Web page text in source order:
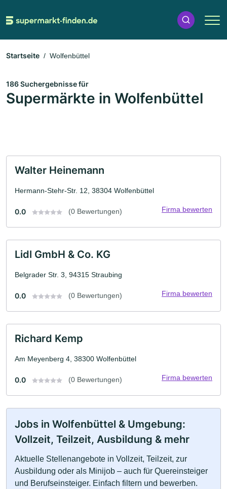
Startseite Wolfenbüttel
186 Suchergebnisse für
Supermärkte in Wolfenbüttel
Walter Heinemann
Hermann-Stehr-Str. 12, 38304 Wolfenbüttel
0.0 (0 Bewertungen) Firma bewerten
Lidl GmbH & Co. KG
Belgrader Str. 3, 94315 Straubing
0.0 (0 Bewertungen) Firma bewerten
Richard Kemp
Am Meyenberg 4, 38300 Wolfenbüttel
0.0 (0 Bewertungen) Firma bewerten
Jobs in Wolfenbüttel & Umgebung:
Vollzeit, Teilzeit, Ausbildung & mehr
Aktuelle Stellenangebote in Vollzeit, Teilzeit, zur
Ausbildung oder als Minijob – auch für Quereinsteiger
und Berufseinsteiger. Einfach filtern und bewerben.